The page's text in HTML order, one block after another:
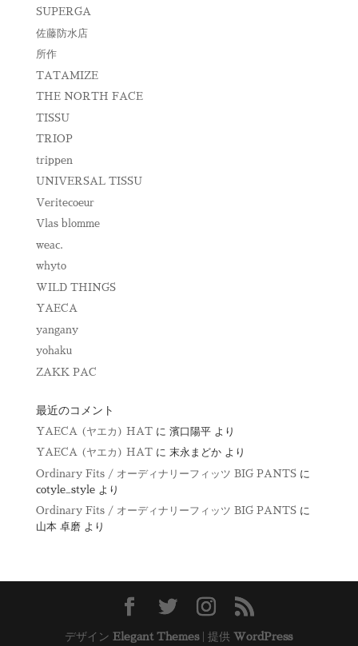
SUPERGA
佐藤防水店
所作
TATAMIZE
THE NORTH FACE
TISSU
TRIOP
trippen
UNIVERSAL TISSU
Veritecoeur
Vlas blomme
weac.
whyto
WILD THINGS
YAECA
yangany
yohaku
ZAKK PAC
最近のコメント
YAECA (ヤエカ) HATに 濱口陽平より
YAECA (ヤエカ) HATに 末永まどかより
Ordinary Fits / オーディナリーフィッツ BIG PANTSに
cotyle_styleより
Ordinary Fits / オーディナリーフィッツ BIG PANTSに
山本 卓磨より
デザインElegant Themes| 提供WordPress